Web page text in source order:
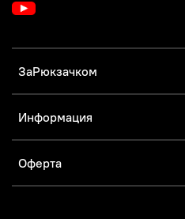
ЗаРюкзачком
Информация
Оферта